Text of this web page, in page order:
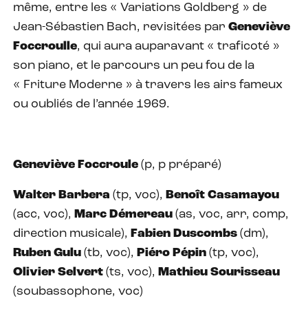
même, entre les « Variations Goldberg » de
Jean-Sébastien Bach, revisitées par Geneviève
Foccroulle, qui aura auparavant « traficoté »
son piano, et le parcours un peu fou de la
« Friture Moderne » à travers les airs fameux
ou oubliés de l’année 1969.
Geneviève Foccroule (p, p préparé)
Walter Barbera (tp, voc), Benoît Casamayou
(acc, voc), Marc Démereau (as, voc, arr, comp,
direction musicale), Fabien Duscombs (dm),
Ruben Gulu (tb, voc), Piéro Pépin (tp, voc),
Olivier Selvert (ts, voc), Mathieu Sourisseau
(soubassophone, voc)